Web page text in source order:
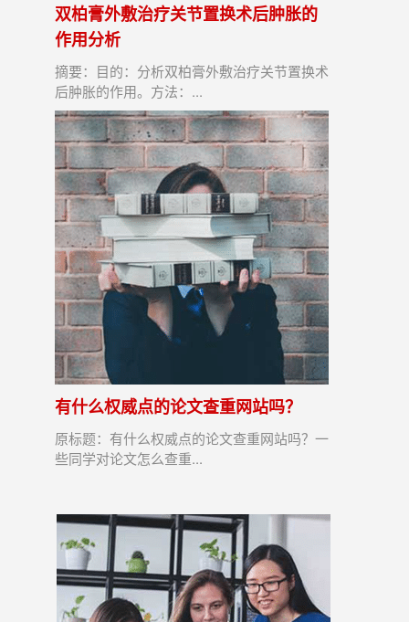
双柏膏外敷治疗关节置换术后肿胀的
作用分析
摘要：目的：分析双柏膏外敷治疗关节置换术
后肿胀的作用。方法：...
有什么权威点的论文查重网站吗？
原标题：有什么权威点的论文查重网站吗？一
些同学对论文怎么查重...